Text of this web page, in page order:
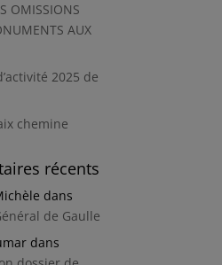
OMISSIONS
AUX
2025 de
chemine
récents
dans
de Gaulle
dans